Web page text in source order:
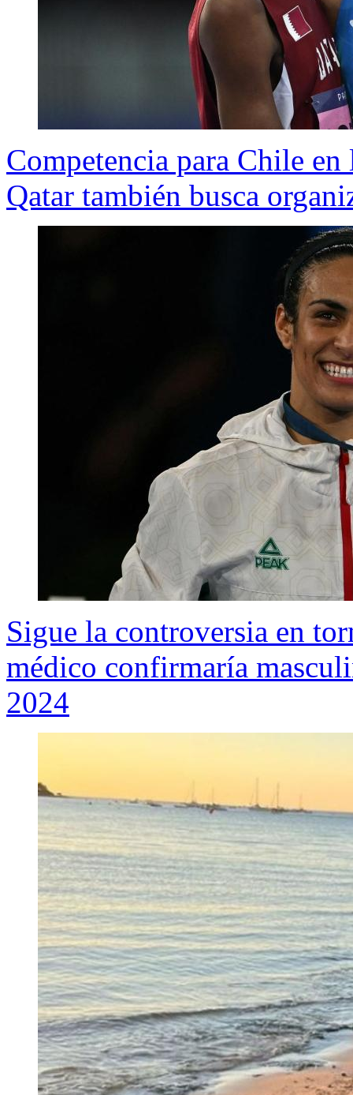
Competencia para Chile
Qatar también busca
Sigue la controversia en
médico confirmaría
2024